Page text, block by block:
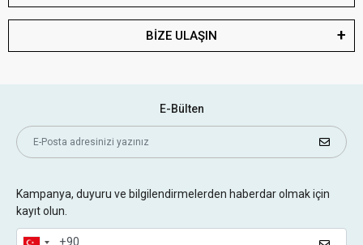
BİZE ULAŞIN
E-Bülten
Kampanya, duyuru ve bilgilendirmelerden haberdar olmak için
kayıt olun.